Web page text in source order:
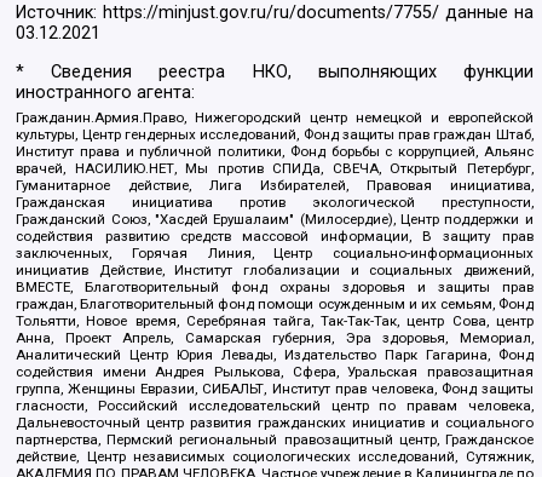
Источник: https://minjust.gov.ru/ru/documents/7755/ данные на
03.12.2021
* Сведения реестра НКО, выполняющих функции
иностранного агента:
Гражданин.Армия.Право, Нижегородский центр немецкой и европейской
культуры, Центр гендерных исследований, Фонд защиты прав граждан Штаб,
Институт права и публичной политики, Фонд борьбы с коррупцией, Альянс
врачей, НАСИЛИЮ.НЕТ, Мы против СПИДа, СВЕЧА, Открытый Петербург,
Гуманитарное действие, Лига Избирателей, Правовая инициатива,
Гражданская инициатива против экологической преступности,
Гражданский Союз, "Хасдей Ерушалаим" (Милосердие), Центр поддержки и
содействия развитию средств массовой информации, В защиту прав
заключенных, Горячая Линия, Центр социально-информационных
инициатив Действие, Институт глобализации и социальных движений,
ВМЕСТЕ, Благотворительный фонд охраны здоровья и защиты прав
граждан, Благотворительный фонд помощи осужденным и их семьям, Фонд
Тольятти, Новое время, Серебряная тайга, Так-Так-Так, центр Сова, центр
Анна, Проект Апрель, Самарская губерния, Эра здоровья, Мемориал,
Аналитический Центр Юрия Левады, Издательство Парк Гагарина, Фонд
содействия имени Андрея Рылькова, Сфера, Уральская правозащитная
группа, Женщины Евразии, СИБАЛЬТ, Институт прав человека, Фонд защиты
гласности, Российский исследовательский центр по правам человека,
Дальневосточный центр развития гражданских инициатив и социального
партнерства, Пермский региональный правозащитный центр, Гражданское
действие, Центр независимых социологических исследований, Сутяжник,